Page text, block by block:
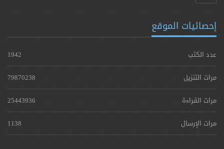
إحصائيات الموقع
عدد الكتب
1942
مرات التنزيل
79870238
مرات القراءة
25443936
مرات الإرسال
1138